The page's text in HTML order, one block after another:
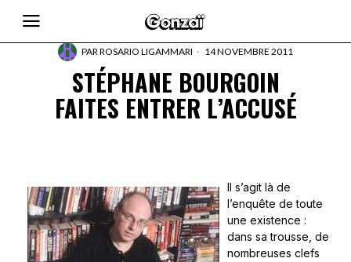
PARROSARIO LIGAMMARI 14 NOVEMBRE 2011
STÉPHANE BOURGOIN
FAITES ENTRER L’ACCUSÉ
Il s’agit là de
l’enquête de toute
une existence :
dans sa trousse, de
nombreuses clefs